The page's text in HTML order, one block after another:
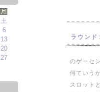
土
6
13
20
27
ラウンド
のゲーセ
何ていう
スロット